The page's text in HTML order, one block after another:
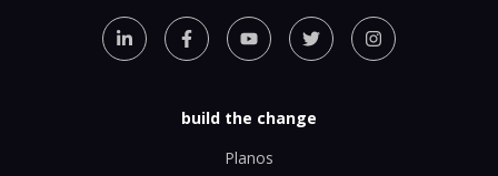
build the change
Planos